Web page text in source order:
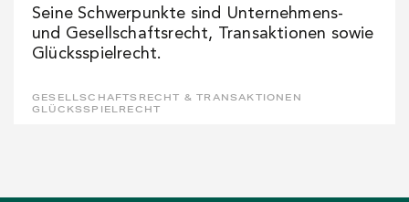
Seine Schwerpunkte sind Unternehmens-
und Gesellschaftsrecht, Transaktionen sowie
Glücksspielrecht.
GESELLSCHAFTSRECHT & TRANSAKTIONEN
GLÜCKSSPIELRECHT